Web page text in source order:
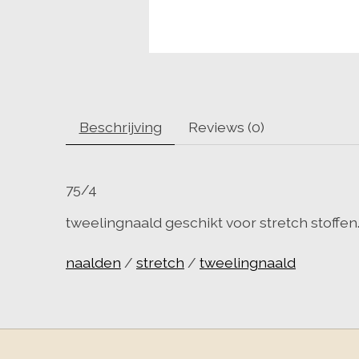
Beschrijving Reviews (0)
75/4
tweelingnaald geschikt voor stretch
naalden / stretch / tweelingnaald